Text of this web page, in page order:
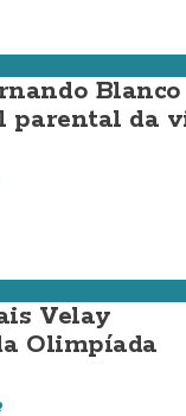
Blanco
parental da
Velay
Olimpíada